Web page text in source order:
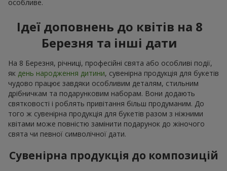
особливе.
Ідеї доповнень до квітів на 8
Березня та інші дати
На 8 Березня, річниці, професійні свята або особливі події,
як день народження дитини, сувенірна продукція для букетів
чудово працює завдяки особливим деталям, стильним
дрібничкам та подарунковим наборам. Вони додають
святковості і роблять привітання більш продуманим. До
того ж сувенірна продукція для букетів разом з ніжними
квітами може повністю замінити подарунок до жіночого
свята чи певної символічної дати.
Сувенірна продукція до композицій